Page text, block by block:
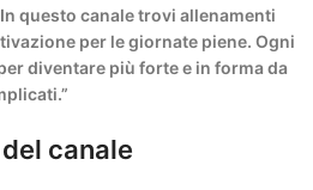
questo canale trovi allenamenti
per le giornate piene. Ogni
diventare più forte e in forma da
canale